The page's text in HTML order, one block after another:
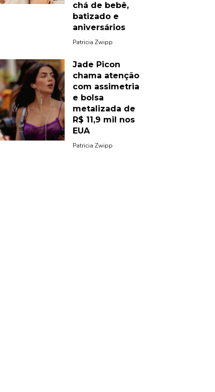
chá de bebê,
batizado e
aniversários
Patricia Zwipp
Jade Picon
chama atenção
com assimetria
e bolsa
metalizada de
R$ 11,9 mil nos
EUA
Patricia Zwipp